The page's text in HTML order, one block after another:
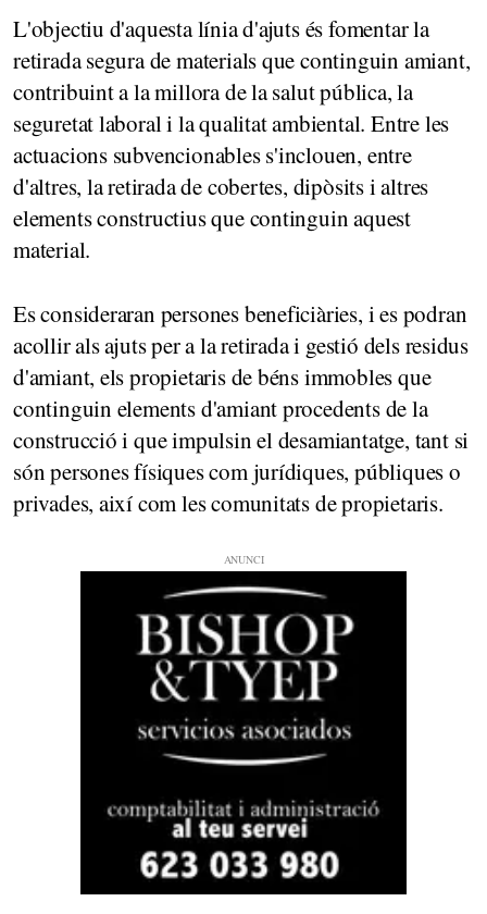
L'objectiu d'aquesta línia d'ajuts és fomentar la
retirada segura de materials que continguin amiant,
contribuint a la millora de la salut pública, la
seguretat laboral i la qualitat ambiental. Entre les
actuacions subvencionables s'inclouen, entre
d'altres, la retirada de cobertes, dipòsits i altres
elements constructius que continguin aquest
material.
Es consideraran persones beneficiàries, i es podran
acollir als ajuts per a la retirada i gestió dels residus
d'amiant, els propietaris de béns immobles que
continguin elements d'amiant procedents de la
construcció i que impulsin el desamiantatge, tant si
són persones físiques com jurídiques, públiques o
privades, així com les comunitats de propietaris.